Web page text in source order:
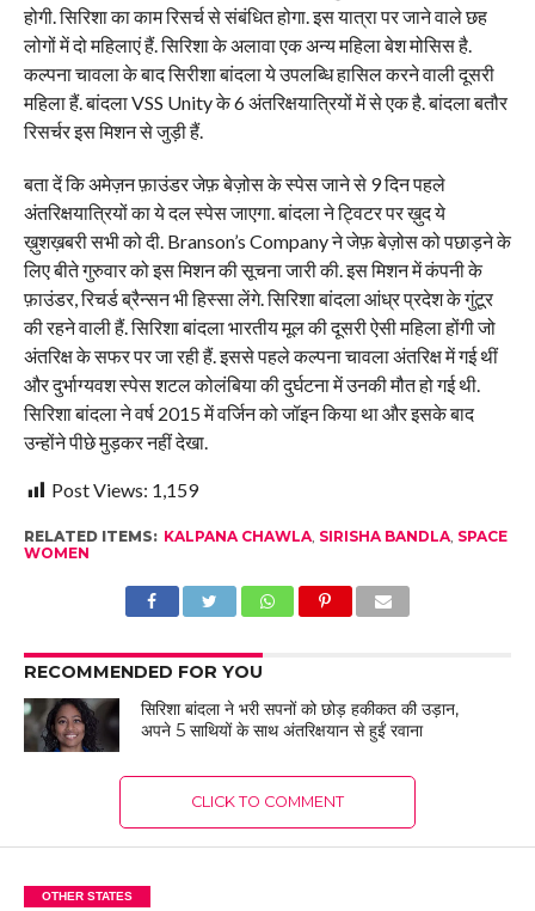
होगी. सिरिशा का काम रिसर्च से संबंधित होगा. इस यात्रा पर जाने वाले छह
लोगों में दो महिलाएं हैं. सिरिशा के अलावा एक अन्य महिला बेश मोसिस है.
कल्पना चावला के बाद सिरीशा बांदला ये उपलब्धि हासिल करने वाली दूसरी
महिला हैं. बांदला VSS Unity के 6 अंतरिक्षयात्रियों में से एक है. बांदला बतौर
रिसर्चर इस मिशन से जुड़ी हैं.
बता दें कि अमेज़न फ़ाउंडर जेफ़ बेज़ोस के स्पेस जाने से 9 दिन पहले
अंतरिक्षयात्रियों का ये दल स्पेस जाएगा. बांदला ने ट्विटर पर ख़ुद ये
ख़ुशख़बरी सभी को दी. Branson’s Company ने जेफ़ बेज़ोस को पछाड़ने के
लिए बीते गुरुवार को इस मिशन की सूचना जारी की. इस मिशन में कंपनी के
फ़ाउंडर, रिचर्ड ब्रैन्सन भी हिस्सा लेंगे. सिरिशा बांदला आंध्र प्रदेश के गुंटूर
की रहने वाली हैं. सिरिशा बांदला भारतीय मूल की दूसरी ऐसी महिला होंगी जो
अंतरिक्ष के सफर पर जा रही हैं. इससे पहले कल्‍पना चावला अंतरिक्ष में गई थीं
और दुर्भाग्‍यवश स्‍पेस शटल कोलंबिया की दुर्घटना में उनकी मौत हो गई थी.
सिरिशा बांदला ने वर्ष 2015 में वर्जिन को जॉइन किया था और इसके बाद
उन्‍होंने पीछे मुड़कर नहीं देखा.
Post Views: 1,159
RELATED ITEMS: KALPANA CHAWLA, SIRISHA BANDLA, SPACE
WOMEN
RECOMMENDED FOR YOU
सिरिशा बांदला ने भरी सपनों को छोड़ हकीकत की उड़ान,
अपने 5 साथियों के साथ अंतरिक्षयान से हुईं रवाना
CLICK TO COMMENT
OTHER STATES